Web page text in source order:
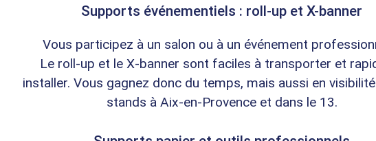
Supports événementiels : roll-up et X-banner
Vous participez à un salon ou à un événement
Le roll-up et le X-banner sont faciles à transporter et
installer. Vous gagnez donc du temps, mais aussi en
stands à Aix-en-Provence et dans le 13.